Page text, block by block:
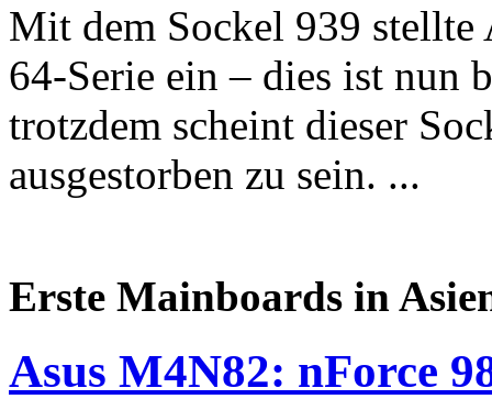
Mit dem Sockel 939
64-Serie ein – dies ist nun
trotzdem scheint dieser
ausgestorben zu sein. ...
Erste Mainboards in
Asus M4N82: nForce